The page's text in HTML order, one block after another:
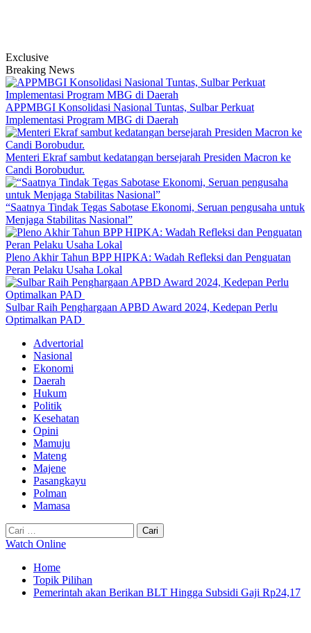
Exclusive
Breaking News
APPMBGI Konsolidasi Nasional Tuntas, Sulbar Perkuat
Implementasi Program MBG di Daerah
Menteri Ekraf sambut kedatangan bersejarah Presiden Macron ke
Candi Borobudur.
“Saatnya Tindak Tegas Sabotase Ekonomi, Seruan pengusaha untuk
Menjaga Stabilitas Nasional”
Pleno Akhir Tahun BPP HIPKA: Wadah Refleksi dan Penguatan
Peran Pelaku Usaha Lokal
Sulbar Raih Penghargaan APBD Award 2024, Kedepan Perlu
Optimalkan PAD
Primary
Menu
Advertorial
Nasional
Ekonomi
Daerah
Hukum
Politik
Kesehatan
Opini
Mamuju
Mateng
Majene
Pasangkayu
Polman
Mamasa
Cari
untuk:
Watch Online
Home
Topik Pilihan
Pemerintah akan Berikan BLT Hingga Subsidi Gaji Rp24,17